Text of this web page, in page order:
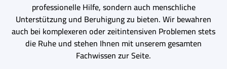
professionelle Hilfe, sondern auch menschliche
Unterstützung und Beruhigung zu bieten. Wir bewahren
auch bei komplexeren oder zeitintensiven Problemen stets
die Ruhe und stehen Ihnen mit unserem gesamten
Fachwissen zur Seite.